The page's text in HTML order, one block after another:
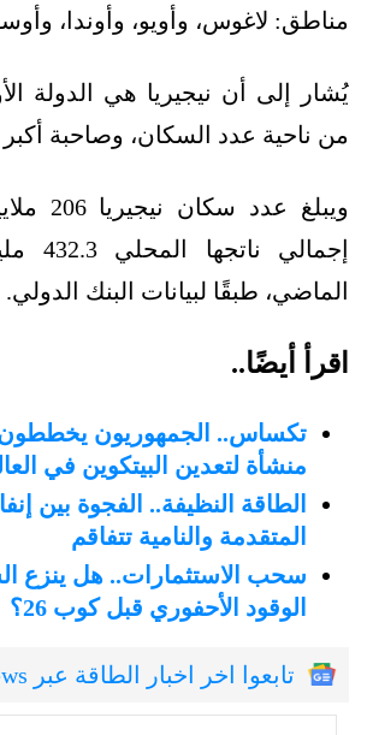
مناطق: لاغوس، وأويو، وأوندا،
يُشار إلى أن نيجيريا هي الدولة
من ناحية عدد السكان، وصاحبة
ويبلغ
الماضي، طبقًا لبيانات البنك الدولي.
اقرأ أيضًا..
تكساس.. الجمهوريون يخططون
منشأة لتعدين البيتكوين في
الطاقة النظيفة.. الفجوة بين
المتقدمة والنامية تتفاقم
سحب الاستثمارات.. هل ينزع
الوقود الأحفوري قبل كوب 26؟
تابعوا اخر اخبار الطاقة عبر Google News